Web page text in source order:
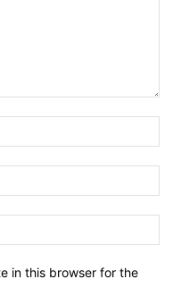
in this browser for the